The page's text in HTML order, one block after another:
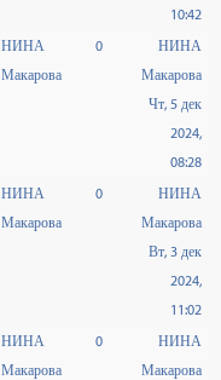
10:42
НИНА
Макарова
0
НИНА
Макарова
Чт, 5 дек
2024,
08:28
НИНА
Макарова
0
НИНА
Макарова
Вт, 3 дек
2024,
11:02
НИНА
Макарова
0
НИНА
Макарова